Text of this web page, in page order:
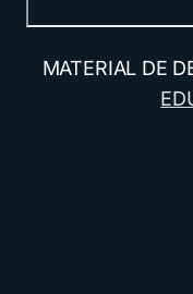
MATERIAL DE